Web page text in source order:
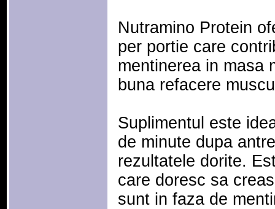
Nutramino Protein
per portie care
mentinerea in masa
buna refacere
Suplimentul este
de minute dupa
rezultatele dorite.
care doresc sa
sunt in faza de